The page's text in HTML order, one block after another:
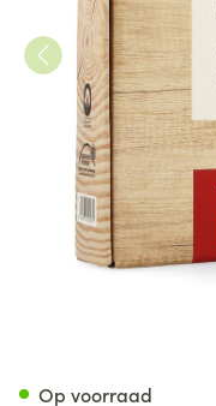
Op voorraad